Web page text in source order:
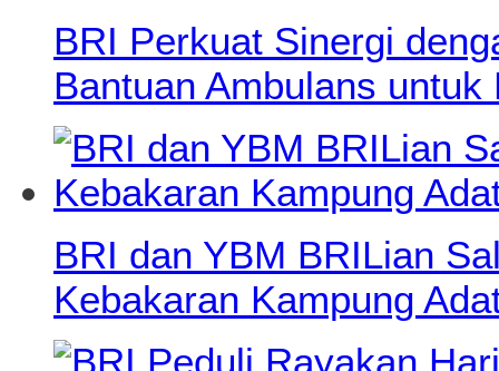
BRI Perkuat Sinergi
Bantuan Ambulans
BRI dan YBM BRILian
Kebakaran Kampung